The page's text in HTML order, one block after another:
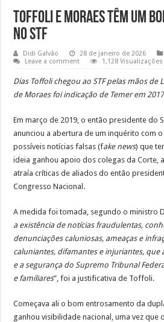
Toffoli e Moraes têm um
no STF
Didi Galvão 28 de janeiro de 2026
Leave a comment
1,128 Visualizações
Dias Toffoli chegou ao STF pelas mãos de
de Moraes foi indicação de Temer em 2017
Em março de 2019, o então presidente do
anunciou a abertura de um inquérito com
possíveis notícias falsas (fake news) que
ideia ganhou apoio dos colegas da Corte,
atraía críticas de aliados do então
Congresso Nacional.
A medida foi tomada, segundo o ministro
a existência de notícias fraudulentas,
denunciações caluniosas, ameaças e
caluniantes, difamantes e injuriantes,
e a segurança do Supremo Tribunal
e familiares”, foi a justificativa de Toffoli.
Começava ali o bom entrosamento da
ganhou visibilidade nacional, uma vez que